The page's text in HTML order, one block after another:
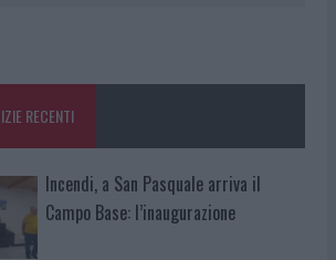
RECENTI
Incendi, a San Pasquale arriva il
Campo Base: l’inaugurazione